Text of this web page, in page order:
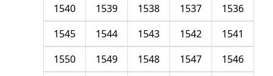
1536
1537
1538
1539
1540
1541
1542
1543
1544
1545
1546
1547
1548
1549
1550